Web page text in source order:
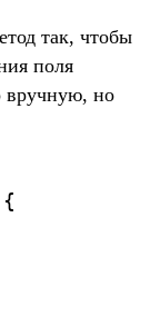
так, чтобы
поля
вручную, но